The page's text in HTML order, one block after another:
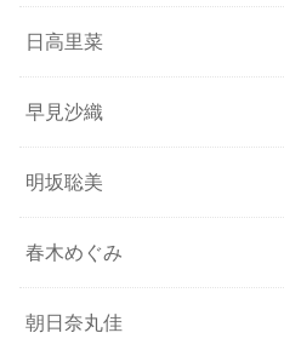
日高里菜
早見沙織
明坂聡美
春木めぐみ
朝日奈丸佳